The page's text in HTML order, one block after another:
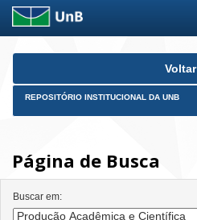
Skip
Voltar
REPOSITÓRIO INSTITUCIONAL DA UNB
Página de Busca
Buscar em: